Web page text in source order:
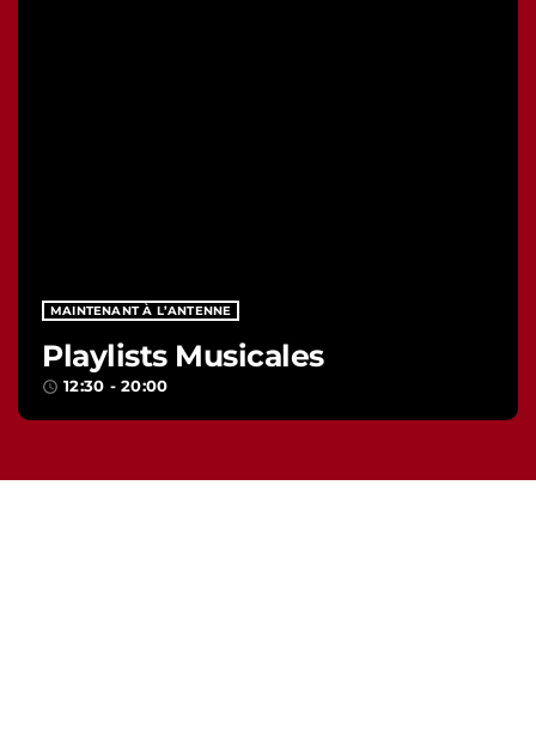
MAINTENANT À L’ANTENNE
Playlists Musicales
access_time 12:30 - 20:00